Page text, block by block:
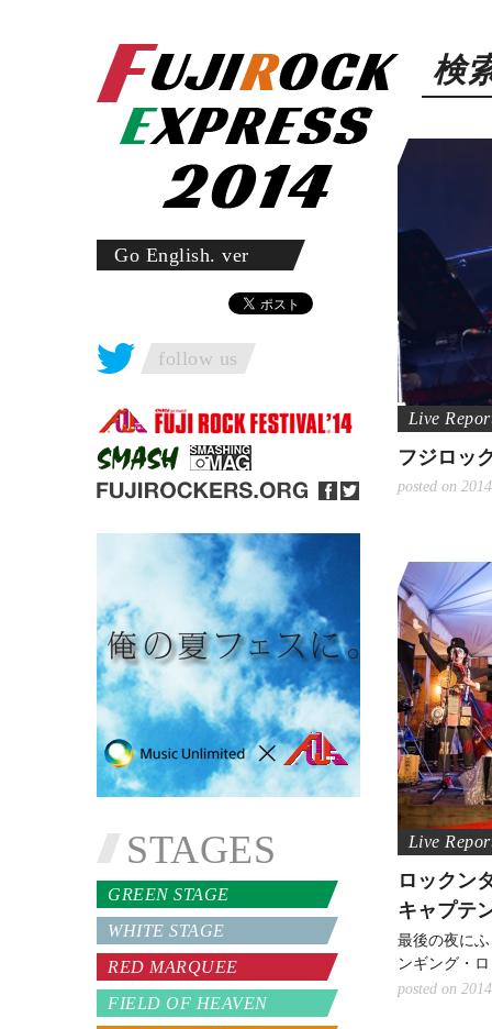
Go English. ver
follow us
STAGES
GREEN STAGE
WHITE STAGE
RED MARQUEE
FIELD OF HEAVEN
検
フジロッ
posted on
ロックン
キャプテ
最後の夜に
ンギング・
posted on